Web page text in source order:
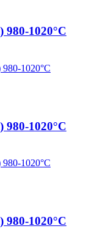
980-1020°С
980-1020°С
980-1020°С